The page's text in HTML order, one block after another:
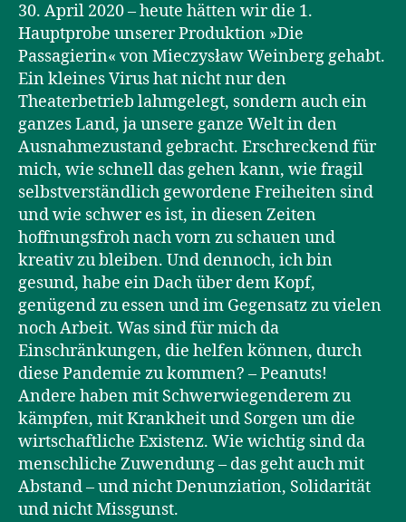
30. April 2020 – heute hätten wir die 1.
Hauptprobe unserer Produktion »Die
Passagierin« von Mieczysław Weinberg gehabt.
Ein kleines Virus hat nicht nur den
Theaterbetrieb lahmgelegt, sondern auch ein
ganzes Land, ja unsere ganze Welt in den
Ausnahmezustand gebracht. Erschreckend für
mich, wie schnell das gehen kann, wie fragil
selbstverständlich gewordene Freiheiten sind
und wie schwer es ist, in diesen Zeiten
hoffnungsfroh nach vorn zu schauen und
kreativ zu bleiben. Und dennoch, ich bin
gesund, habe ein Dach über dem Kopf,
genügend zu essen und im Gegensatz zu vielen
noch Arbeit. Was sind für mich da
Einschränkungen, die helfen können, durch
diese Pandemie zu kommen? – Peanuts!
Andere haben mit Schwerwiegenderem zu
kämpfen, mit Krankheit und Sorgen um die
wirtschaftliche Existenz. Wie wichtig sind da
menschliche Zuwendung – das geht auch mit
Abstand – und nicht Denunziation, Solidarität
und nicht Missgunst.